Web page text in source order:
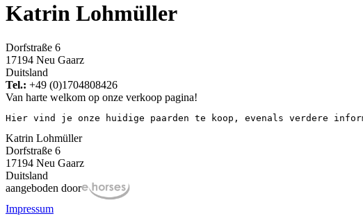
Katrin Lohmüller
Dorfstraße 6
17194 Neu Gaarz
Duitsland
Tel.: +49 (0)1704808426
Van harte welkom op onze verkoop pagina!
Hier vind je onze huidige paarden te koop, evenals verdere
Katrin Lohmüller
Dorfstraße 6
17194 Neu Gaarz
Duitsland
aangeboden door
Impressum